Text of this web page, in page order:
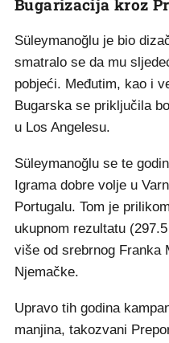
Bugarizacija kroz
Süleymanoğlu je bio
smatralo se da mu
pobjeći. Međutim, kao i
Bugarska se priključila
u Los Angelesu.
Süleymanoğlu se te
Igrama dobre volje u
Portugalu. Tom je
ukupnom rezultatu
više od srebrnog Franka
Njemačke.
Upravo tih godina
manjina, takozvani